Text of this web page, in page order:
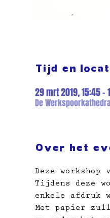
Tijd en
29 mrt 2019, 15:45 –
De
Over het
Deze
Tijdens deze
enkele afdruk
Met papier